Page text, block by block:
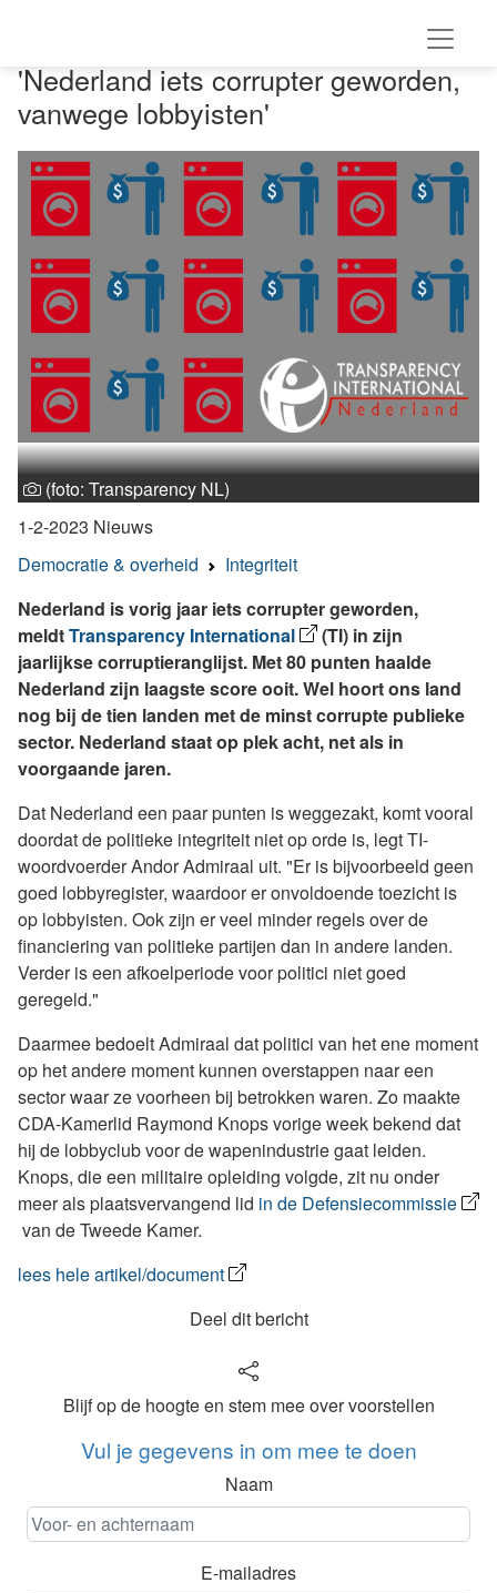
'Nederland iets corrupter geworden,
vanwege lobbyisten'
(foto: Transparency NL)
1-2-2023 Nieuws
Democratie & overheid
Integriteit
Nederland is vorig jaar iets corrupter geworden,
meldtTransparency International
(TI) in zijn
jaarlijkse corruptieranglijst. Met 80 punten haalde
Nederland zijn laagste score ooit. Wel hoort ons land
nog bij de tien landen met de minst corrupte publieke
sector. Nederland staat op plek acht, net als in
voorgaande jaren.
Dat Nederland een paar punten is weggezakt, komt vooral
doordat de politieke integriteit niet op orde is, legt TI-
woordvoerder Andor Admiraal uit. "Er is bijvoorbeeld geen
goed lobbyregister, waardoor er onvoldoende toezicht is
op lobbyisten. Ook zijn er veel minder regels over de
financiering van politieke partijen dan in andere landen.
Verder is een afkoelperiode voor politici niet goed
geregeld."
Daarmee bedoelt Admiraal dat politici van het ene moment
op het andere moment kunnen overstappen naar een
sector waar ze voorheen bij betrokken waren. Zo maakte
CDA-Kamerlid Raymond Knops vorige week bekend dat
hij de lobbyclub voor de wapenindustrie gaat leiden.
Knops, die een militaire opleiding volgde, zit nu onder
meer als plaatsvervangend lid in de Defensiecommissie
van de Tweede Kamer.
lees hele artikel/document
Deel dit bericht
Blijf op de hoogte en stem mee over voorstellen
Vul je gegevens in om mee te doen
Naam
E-mailadres